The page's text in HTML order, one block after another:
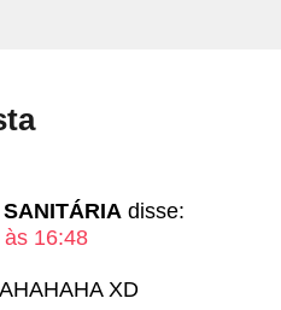
disse:
16:48
XD